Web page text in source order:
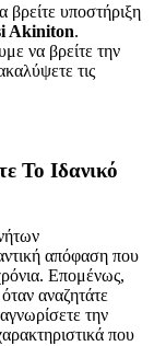
βρείτε υποστήριξη
Akiniton.
να βρείτε την
τις
Το Ιδανικό
απόφαση που
Επομένως,
αναζητάτε
την
που